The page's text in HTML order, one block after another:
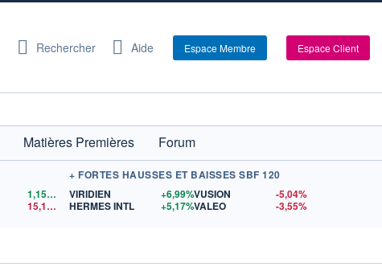
Rechercher Aide Espace Membre Espace Client
Matières Premières
Forum
1,1524
$US
15,15$US
+ FORTES HAUSSES ET BAISSES SBF 120
VIRIDIEN
+6,99%
HERMES INTL
+5,17%
VUSION
-5,04%
VALEO
-3,55%